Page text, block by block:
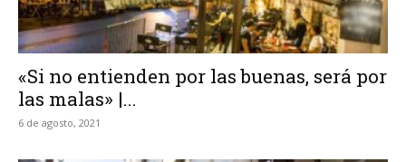
«Si no entienden por las buenas, será por
las malas» |...
6 de agosto, 2021